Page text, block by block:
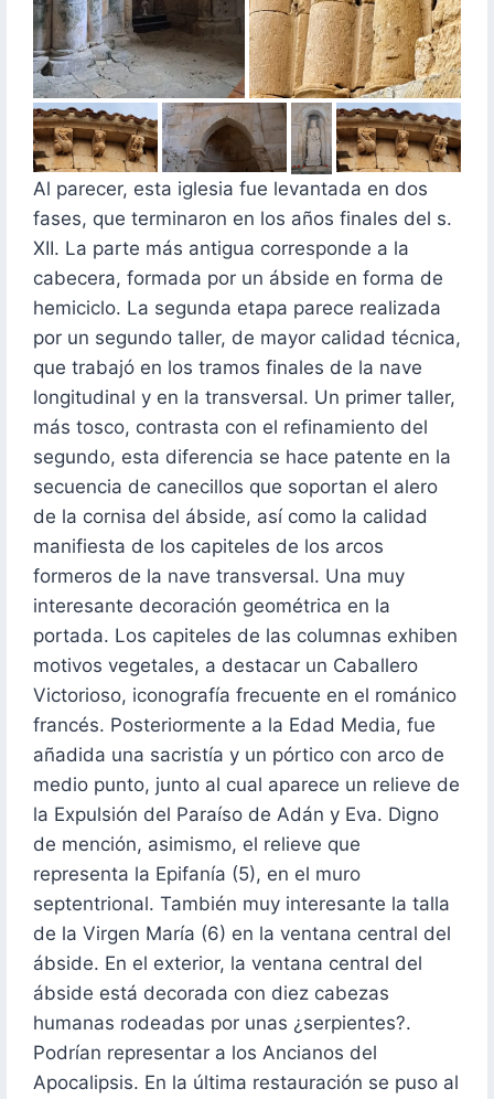
Al parecer, esta iglesia fue levantada en dos
fases, que terminaron en los años finales del s.
XII. La parte más antigua corresponde a la
cabecera, formada por un ábside en forma de
hemiciclo. La segunda etapa parece realizada
por un segundo taller, de mayor calidad técnica,
que trabajó en los tramos finales de la nave
longitudinal y en la transversal. Un primer taller,
más tosco, contrasta con el refinamiento del
segundo, esta diferencia se hace patente en la
secuencia de canecillos que soportan el alero
de la cornisa del ábside, así como la calidad
manifiesta de los capiteles de los arcos
formeros de la nave transversal. Una muy
interesante decoración geométrica en la
portada. Los capiteles de las columnas exhiben
motivos vegetales, a destacar un Caballero
Victorioso, iconografía frecuente en el románico
francés. Posteriormente a la Edad Media, fue
añadida una sacristía y un pórtico con arco de
medio punto, junto al cual aparece un relieve de
la Expulsión del Paraíso de Adán y Eva. Digno
de mención, asimismo, el relieve que
representa la Epifanía (5), en el muro
septentrional. También muy interesante la talla
de la Virgen María (6) en la ventana central del
ábside. En el exterior, la ventana central del
ábside está decorada con diez cabezas
humanas rodeadas por unas ¿serpientes?.
Podrían representar a los Ancianos del
Apocalipsis. En la última restauración se puso al